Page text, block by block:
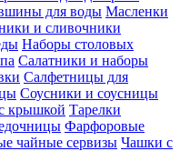
для воды Масленки
и сливочники
Наборы столовых
Салатники и наборы
Салфетницы для
Соусники и соусницы
крышкой Тарелки
Фарфоровые
чайные сервизы Чашки с